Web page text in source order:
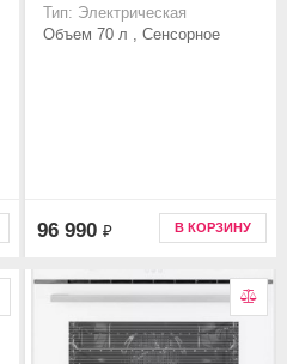
Тип: Электрическая
Объем 70 л , Сенсорное
96 990 ₽ В КОРЗИНУ